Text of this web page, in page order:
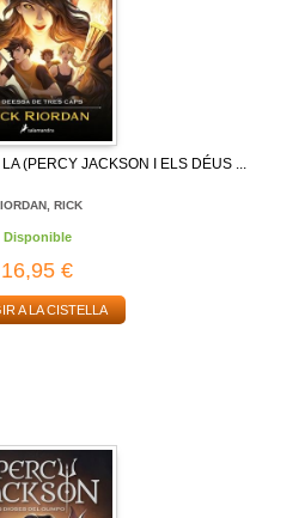
(PERCY JACKSON I ELS DÉUS ...
RICK
Disponible
16,95 €
A LA CISTELLA